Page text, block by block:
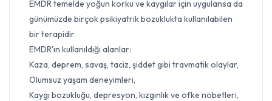
EMDR temelde yoğun korku ve kaygılar için uygulansa da
günümüzde birçok psikiyatrik bozuklukta kullanılabilen
bir terapidir.
EMDR'ın kullanıldığı alanlar:
Kaza, deprem, savaş, taciz, şiddet gibi travmatik olaylar,
Olumsuz yaşam deneyimleri,
Kaygı bozukluğu, depresyon, kızgınlık ve öfke nöbetleri,